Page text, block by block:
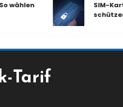
wählen
SIM-
Tarif